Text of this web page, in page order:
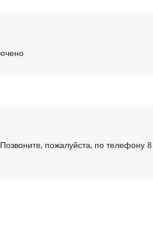
пожалуйста, по телефону 8